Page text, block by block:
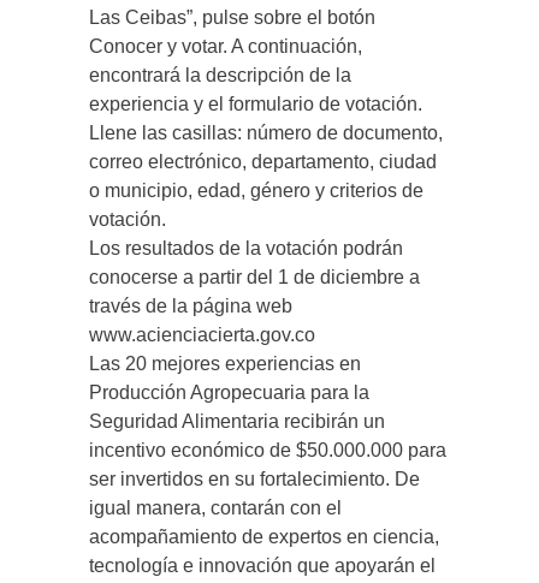
Las Ceibas”, pulse sobre el botón
Conocer y votar. A continuación,
encontrará la descripción de la
experiencia y el formulario de votación.
Llene las casillas: número de documento,
correo electrónico, departamento, ciudad
o municipio, edad, género y criterios de
votación.
Los resultados de la votación podrán
conocerse a partir del 1 de diciembre a
través de la página web
www.acienciacierta.gov.co
Las 20 mejores experiencias en
Producción Agropecuaria para la
Seguridad Alimentaria recibirán un
incentivo económico de $50.000.000 para
ser invertidos en su fortalecimiento. De
igual manera, contarán con el
acompañamiento de expertos en ciencia,
tecnología e innovación que apoyarán el